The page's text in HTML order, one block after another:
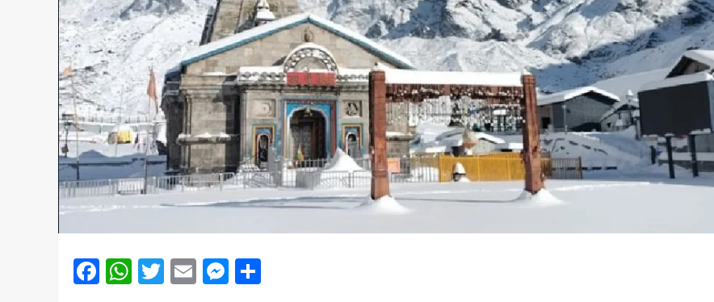
Facebook
WhatsApp
Twitter
EmailMessenger